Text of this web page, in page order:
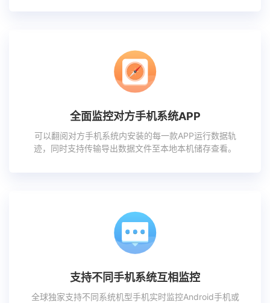
全面监控对方手机系统APP
可以翻阅对方手机系统内安装的每一款APP运行数据轨
迹，同时支持传输导出数据文件至本地本机储存查看。
支持不同手机系统互相监控
全球独家支持不同系统机型手机实时监控Android手机或